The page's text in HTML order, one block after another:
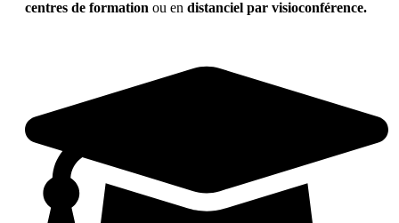
centres de formation ou en distanciel par visioconférence.